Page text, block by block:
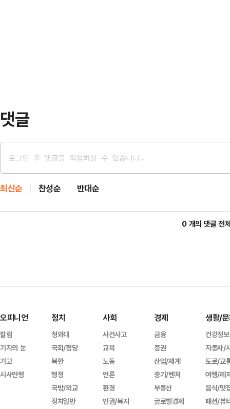
댓글
최신순 찬성순 반대순
0 개의 댓글 전
오피니언
칼럼
기자의 눈
기고
시사만평
정치
청와대
국회/정당
북한
행정
국방/외교
정치일반
사회
사건사고
교육
노동
언론
환경
인권/복지
경제
금융
증권
산업/재계
중기/벤처
부동산
글로벌경제
생활/
건강정보
자동차/
도로/교
여행/레
음식/맛
패션/뷰